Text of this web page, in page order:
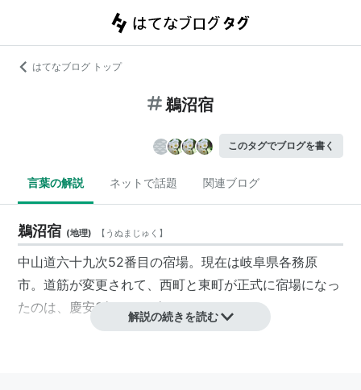
はてなブログ トップ
鵜沼宿
このタグでブログを書く
言葉の解説 ネットで話題 関連ブログ
鵜沼宿 (地理) 【 うぬまじゅく 】
中山道六十九次52番目の宿場。現在は岐阜県各務原
市。道筋が変更されて、西町と東町が正式に宿場になっ
たのは、慶安3年（1651年）である。
解説の続きを読む